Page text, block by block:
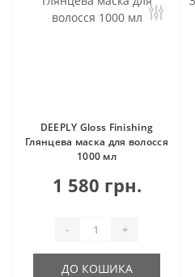
DEEPLY Gloss Finishing
Глянцева маска для волосся
1000 мл
1 580 грн.
- +
ДО КОШИКА